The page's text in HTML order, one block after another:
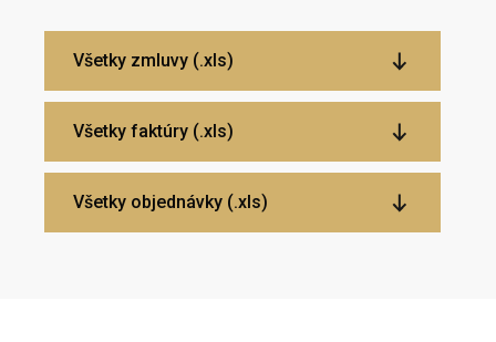
Všetky zmluvy (.xls)
Všetky faktúry (.xls)
Všetky objednávky (.xls)